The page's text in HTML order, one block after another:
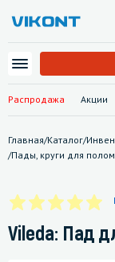
Распродажа Акции
Главная/Каталог/
/Пады, круги для
Vileda: Пад